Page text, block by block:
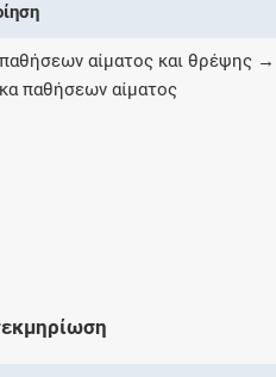
αίματος και θρέψης →
παθήσεων αίματος